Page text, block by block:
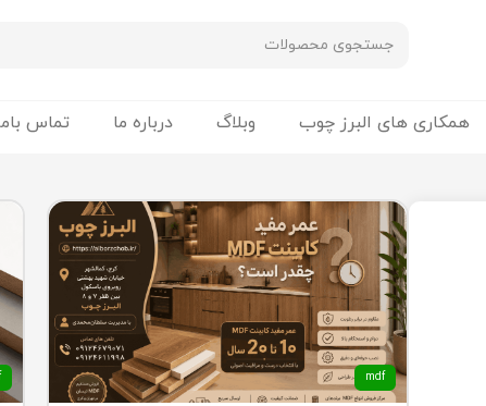
همکاری های البرز چوب وبلاگ درباره ما تماس
mdf